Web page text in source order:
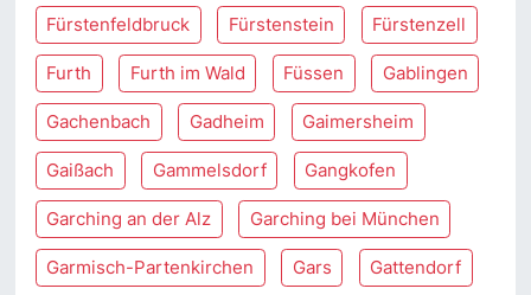
Fürstenfeldbruck Fürstenstein Fürstenzell
Furth Furth im Wald Füssen Gablingen
Gachenbach Gadheim Gaimersheim
Gaißach Gammelsdorf Gangkofen
Garching an der Alz Garching bei München
Garmisch-Partenkirchen Gars Gattendorf